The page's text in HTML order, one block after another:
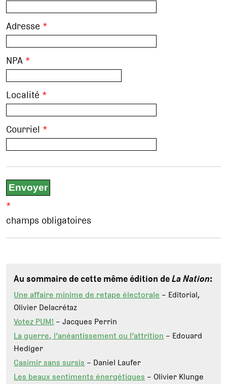
Adresse *
NPA *
Localité *
Courriel *
*
champs obligatoires
Au sommaire de cette même édition deLa Nation:
Une affaire minime de retape électorale– Editorial,
Olivier Delacrétaz
Votez PUM!– Jacques Perrin
La guerre, l’anéantissement ou l’attrition– Edouard
Hediger
Casimir sans sursis– Daniel Laufer
Les beaux sentiments énergétiques– Olivier Klunge